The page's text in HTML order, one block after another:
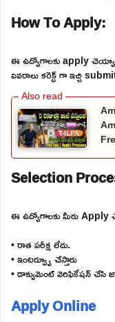
How To Apply:
ఈ ఉద్యోగాలకు apply
వివరాలు కరెక్ట్ గా ఇచ్చి
Selection
ఈ ఉద్యోగాలకు మీరు Apply
• రాత పరీక్ష లేదు.
• ఇంటర్వ్యూ చేస్తారు
• డాక్యుమెంట్ వెరిఫికేషన్ చేసి
Apply Online